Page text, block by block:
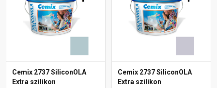
Cemix 2737 SiliconOLA
Extra szilikon
Cemix 2737 SiliconOLA
Extra szilikon